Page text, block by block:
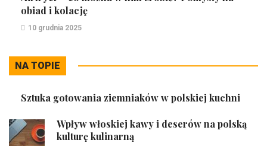
obiad i kolację
10 grudnia 2025
NA TOPIE
Sztuka gotowania ziemniaków w polskiej kuchni
Wpływ włoskiej kawy i deserów na polską
kulturę kulinarną